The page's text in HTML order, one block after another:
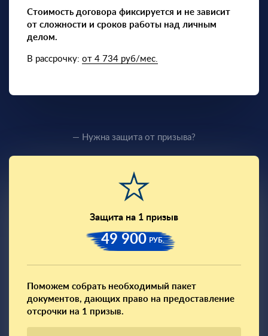
Стоимость договора фиксируется и не зависит
от сложности и сроков работы над личным
делом.
В рассрочку: от 4 734 руб/мес.
— Нужна защита от призыва?
Защита на 1 призыв
49 900 РУБ.
Поможем собрать необходимый пакет
документов, дающих право на предоставление
отсрочки на 1 призыв.